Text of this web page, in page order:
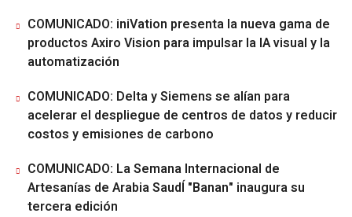
COMUNICADO: iniVation presenta la nueva gama de
productos Axiro Vision para impulsar la IA visual y la
automatización
COMUNICADO: Delta y Siemens se alían para
acelerar el despliegue de centros de datos y reducir
costos y emisiones de carbono
COMUNICADO: La Semana Internacional de
Artesanías de Arabia SaudÍ "Banan" inaugura su
tercera edición